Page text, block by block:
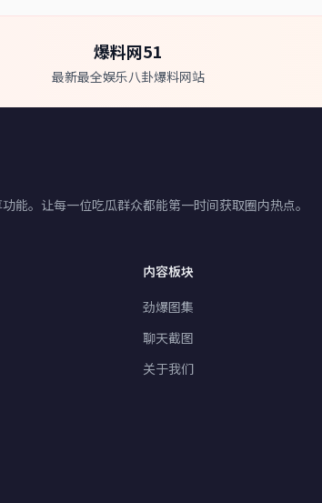
爆料网51
最新最全娱乐八卦爆料网站
能。让每一位吃瓜群众都能第一时间获取圈内热点。
内容板块
劲爆图集
聊天截图
关于我们